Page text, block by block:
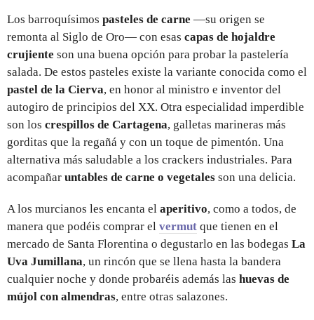
Los barroquísimos pasteles de carne —su origen se
remonta al Siglo de Oro— con esas capas de hojaldre
crujiente son una buena opción para probar la pastelería
salada. De estos pasteles existe la variante conocida como el
pastel de la Cierva, en honor al ministro e inventor del
autogiro de principios del XX. Otra especialidad imperdible
son los crespillos de Cartagena, galletas marineras más
gorditas que la regañá y con un toque de pimentón. Una
alternativa más saludable a los crackers industriales. Para
acompañar untables de carne o vegetales son una delicia.
A los murcianos les encanta el aperitivo, como a todos, de
manera que podéis comprar el vermut que tienen en el
mercado de Santa Florentina o degustarlo en las bodegas La
Uva Jumillana, un rincón que se llena hasta la bandera
cualquier noche y donde probaréis además las huevas de
mújol con almendras, entre otras salazones.